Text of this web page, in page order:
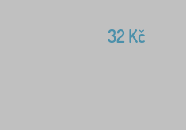
32 Kč